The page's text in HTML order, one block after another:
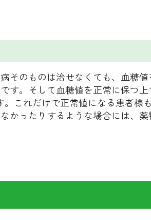
そのものは治せなくても、血糖
。そして血糖値を正常に保つ
これだけで正常値になる患者様
かったりするような場合には、